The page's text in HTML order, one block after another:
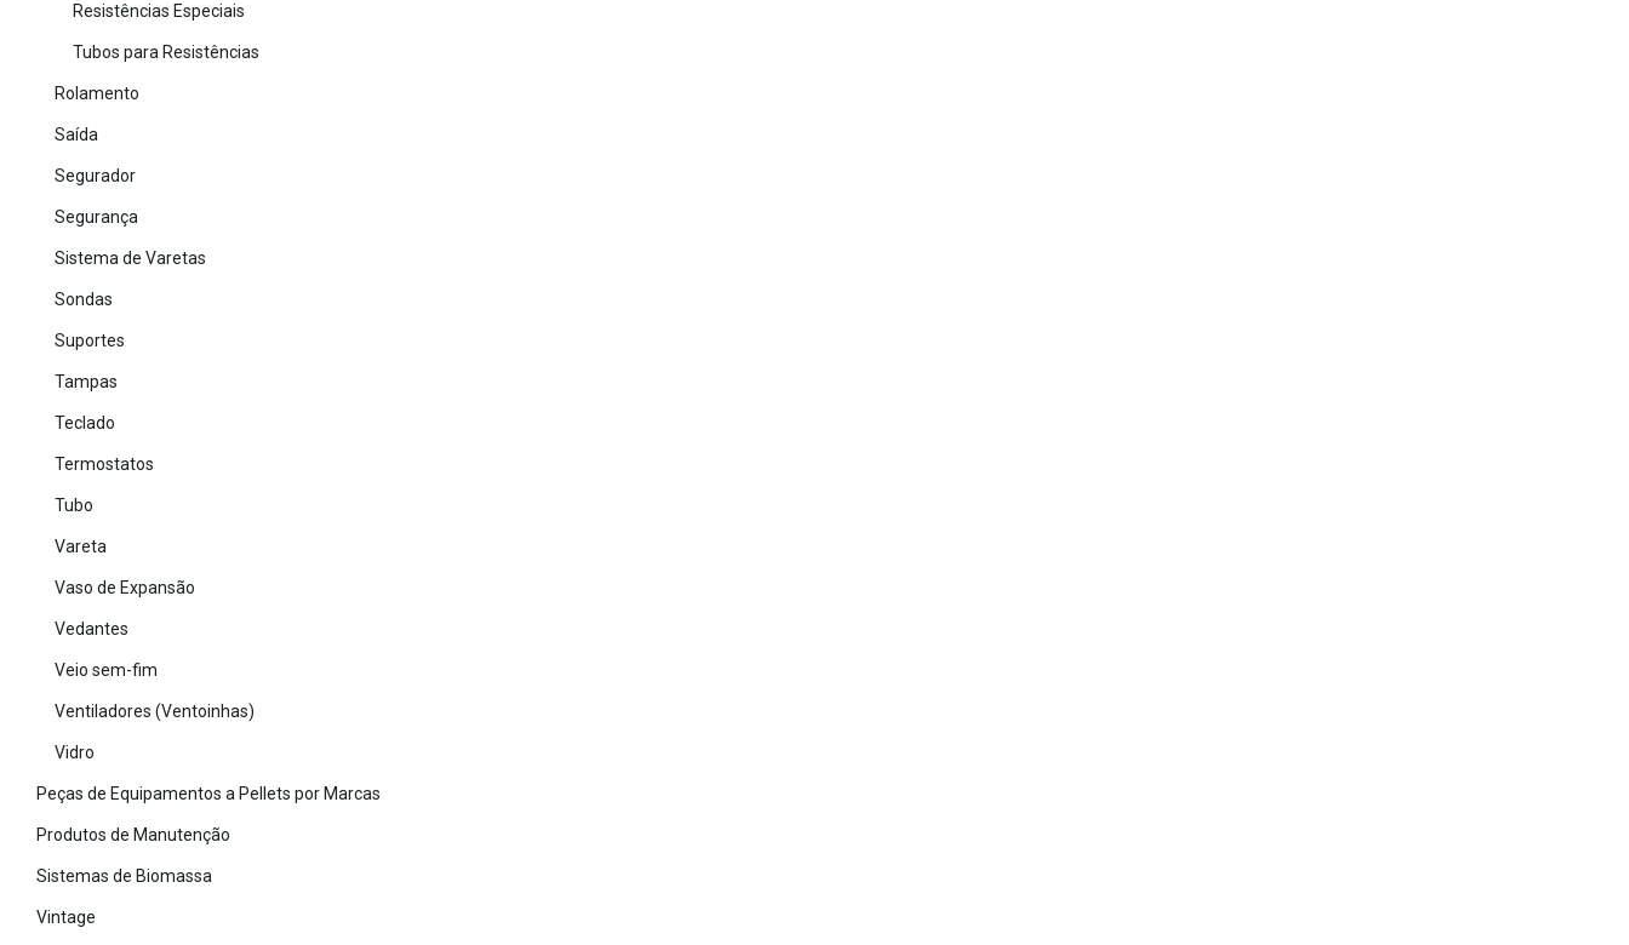
Resistências Especiais
Tubos para Resistências
Rolamento
Saída
Segurador
Segurança
Sistema de Varetas
Sondas
Suportes
Tampas
Teclado
Termostatos
Tubo
Vareta
Vaso de Expansão
Vedantes
Veio sem-fim
Ventiladores (Ventoinhas)
Vidro
Peças de Equipamentos a Pellets por Marcas
Produtos de Manutenção
Sistemas de Biomassa
Vintage